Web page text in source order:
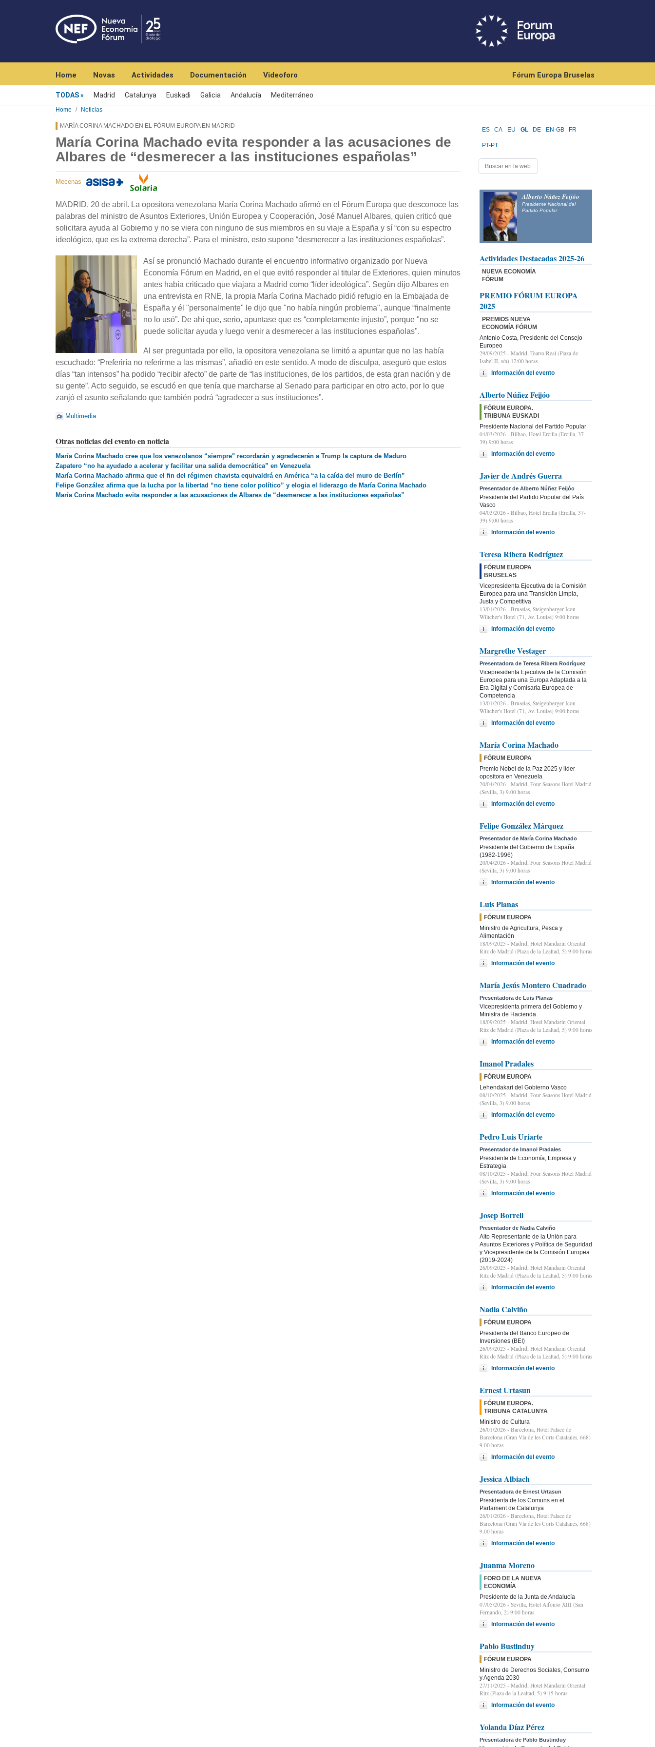
Home Novas Actividades Documentación Videoforo Fórum Europa Bruselas
TODAS Madrid Catalunya Euskadi Galicia Andalucía Mediterráneo
Home Noticias
MARÍA CORINA MACHADO EN EL FÓRUM EUROPA EN MADRID
María Corina Machado evita responder a las acusaciones de
Albares de “desmerecer a las instituciones españolas”
Mecenas
MADRID, 20 de abril. La opositora venezolana María Corina Machado afirmó en el Fórum Europa que desconoce las
palabras del ministro de Asuntos Exteriores, Unión Europea y Cooperación, José Manuel Albares, quien criticó que
solicitara ayuda al Gobierno y no se viera con ninguno de sus miembros en su viaje a España y sí “con su espectro
ideológico, que es la extrema derecha”. Para el ministro, esto supone “desmerecer a las instituciones españolas”.
Así se pronunció Machado durante el encuentro informativo organizado por Nueva
Economía Fórum en Madrid, en el que evitó responder al titular de Exteriores, quien minutos
antes había criticado que viajara a Madrid como “líder ideológica”. Según dijo Albares en
una entrevista en RNE, la propia María Corina Machado pidió refugio en la Embajada de
España y él "personalmente" le dijo que "no había ningún problema", aunque “finalmente
no lo usó”. De ahí que, serio, apuntase que es “completamente injusto”, porque "no se
puede solicitar ayuda y luego venir a desmerecer a las instituciones españolas".
Al ser preguntada por ello, la opositora venezolana se limitó a apuntar que no las había
escuchado: “Preferiría no referirme a las mismas”, añadió en este sentido. A modo de disculpa, aseguró que estos
días “tan intensos” ha podido “recibir afecto” de parte de “las instituciones, de los partidos, de esta gran nación y de
su gente”. Acto seguido, se escudó en que tenía que marcharse al Senado para participar en otro acto, por lo que
zanjó el asunto señalando que también podrá “agradecer a sus instituciones”.
Multimedia
Otras noticias del evento en noticia
María Corina Machado cree que los venezolanos “siempre" recordarán y agradecerán a Trump la captura de Maduro
Zapatero “no ha ayudado a acelerar y facilitar una salida democrática” en Venezuela
María Corina Machado afirma que el fin del régimen chavista equivaldrá en América “a la caída del muro de Berlín”
Felipe González afirma que la lucha por la libertad “no tiene color político” y elogia el liderazgo de María Corina Machado
María Corina Machado evita responder a las acusaciones de Albares de “desmerecer a las instituciones españolas”
ES CA EU GL DE EN-GB FR
PT-PT
Alberto Núñez Feijóo
Presidente Nacional del
Partido Popular
Actividades Destacadas 2025-26
NUEVA ECONOMÍA
FÓRUM
PREMIO FÓRUM EUROPA
2025
PREMIOS NUEVA
ECONOMÍA FÓRUM
Antonio Costa, Presidente del Consejo
Europeo
29/09/2025 - Madrid, Teatro Real (Plaza de
Isabel II, s/n) 12:00 horas
Información del evento
Alberto Núñez Feijóo
FÓRUM EUROPA.
TRIBUNA EUSKADI
Presidente Nacional del Partido Popular
04/03/2026 - Bilbao, Hotel Ercilla (Ercilla, 37-
39) 9:00 horas
Información del evento
Javier de Andrés Guerra
Presentador de Alberto Núñez Feijóo
Presidente del Partido Popular del País
Vasco
04/03/2026 - Bilbao, Hotel Ercilla (Ercilla, 37-
39) 9:00 horas
Información del evento
Teresa Ribera Rodríguez
FÓRUM EUROPA
BRUSELAS
Vicepresidenta Ejecutiva de la Comisión
Europea para una Transición Limpia,
Justa y Competitiva
13/01/2026 - Bruselas, Steigenberger Icon
Wiltcher's Hotel (71, Av. Louise) 9:00 horas
Información del evento
Margrethe Vestager
Presentadora de Teresa Ribera Rodríguez
Vicepresidenta Ejecutiva de la Comisión
Europea para una Europa Adaptada a la
Era Digital y Comisaria Europea de
Competencia
13/01/2026 - Bruselas, Steigenberger Icon
Wiltcher's Hotel (71, Av. Louise) 9:00 horas
Información del evento
María Corina Machado
FÓRUM EUROPA
Premio Nobel de la Paz 2025 y líder
opositora en Venezuela
20/04/2026 - Madrid, Four Seasons Hotel Madrid
(Sevilla, 3) 9.00 horas
Información del evento
Felipe González Márquez
Presentador de María Corina Machado
Presidente del Gobierno de España
(1982-1996)
20/04/2026 - Madrid, Four Seasons Hotel Madrid
(Sevilla, 3) 9.00 horas
Información del evento
Luis Planas
FÓRUM EUROPA
Ministro de Agricultura, Pesca y
Alimentación
18/09/2025 - Madrid, Hotel Mandarin Oriental
Ritz de Madrid (Plaza de la Lealtad, 5) 9:00 horas
Información del evento
María Jesús Montero Cuadrado
Presentadora de Luis Planas
Vicepresidenta primera del Gobierno y
Ministra de Hacienda
18/09/2025 - Madrid, Hotel Mandarin Oriental
Ritz de Madrid (Plaza de la Lealtad, 5) 9:00 horas
Información del evento
Imanol Pradales
FÓRUM EUROPA
Lehendakari del Gobierno Vasco
08/10/2025 - Madrid, Four Seasons Hotel Madrid
(Sevilla, 3) 9.00 horas
Información del evento
Pedro Luis Uriarte
Presentador de Imanol Pradales
Presidente de Economía, Empresa y
Estrategia
08/10/2025 - Madrid, Four Seasons Hotel Madrid
(Sevilla, 3) 9.00 horas
Información del evento
Josep Borrell
Presentador de Nadia Calviño
Alto Representante de la Unión para
Asuntos Exteriores y Política de Seguridad
y Vicepresidente de la Comisión Europea
(2019-2024)
26/09/2025 - Madrid, Hotel Mandarin Oriental
Ritz de Madrid (Plaza de la Lealtad, 5) 9:00 horas
Información del evento
Nadia Calviño
FÓRUM EUROPA
Presidenta del Banco Europeo de
Inversiones (BEI)
26/09/2025 - Madrid, Hotel Mandarin Oriental
Ritz de Madrid (Plaza de la Lealtad, 5) 9:00 horas
Información del evento
Ernest Urtasun
FÓRUM EUROPA.
TRIBUNA CATALUNYA
Ministro de Cultura
26/01/2026 - Barcelona, Hotel Palace de
Barcelona (Gran Vía de les Corts Catalanes, 668)
9.00 horas
Información del evento
Jessica Albiach
Presentadora de Ernest Urtasun
Presidenta de los Comuns en el
Parlament de Catalunya
26/01/2026 - Barcelona, Hotel Palace de
Barcelona (Gran Vía de les Corts Catalanes, 668)
9.00 horas
Información del evento
Juanma Moreno
FORO DE LA NUEVA
ECONOMÍA
Presidente de la Junta de Andalucía
07/05/2026 - Sevilla, Hotel Alfonso XIII (San
Fernando, 2) 9:00 horas
Información del evento
Pablo Bustinduy
FÓRUM EUROPA
Ministro de Derechos Sociales, Consumo
y Agenda 2030
27/11/2025 - Madrid, Hotel Mandarin Oriental
Ritz (Plaza de la Lealtad, 5) 9:15 horas
Información del evento
Yolanda Díaz Pérez
Presentadora de Pablo Bustinduy